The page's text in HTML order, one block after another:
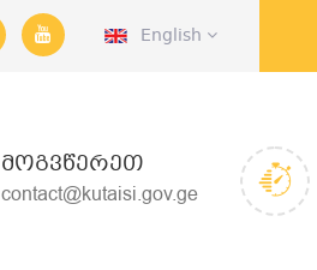
English
ᲛᲝᲒᲕᲬᲔᲠᲔᲗ
contact@kutaisi.gov.ge